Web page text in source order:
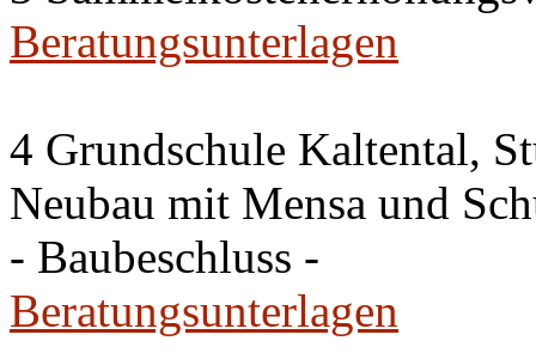
Beratungsunterlagen
4 Grundschule Kaltental,
Neubau mit Mensa und
- Baubeschluss -
Beratungsunterlagen